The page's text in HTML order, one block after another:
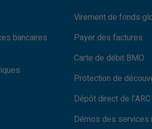
bancaires
Virement de fonds
Payer des factures
Carte de débit BMO
Protection de
Dépôt direct de l’ARC
Démos des services